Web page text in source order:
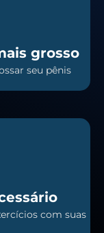
grosso
seu pênis
com suas